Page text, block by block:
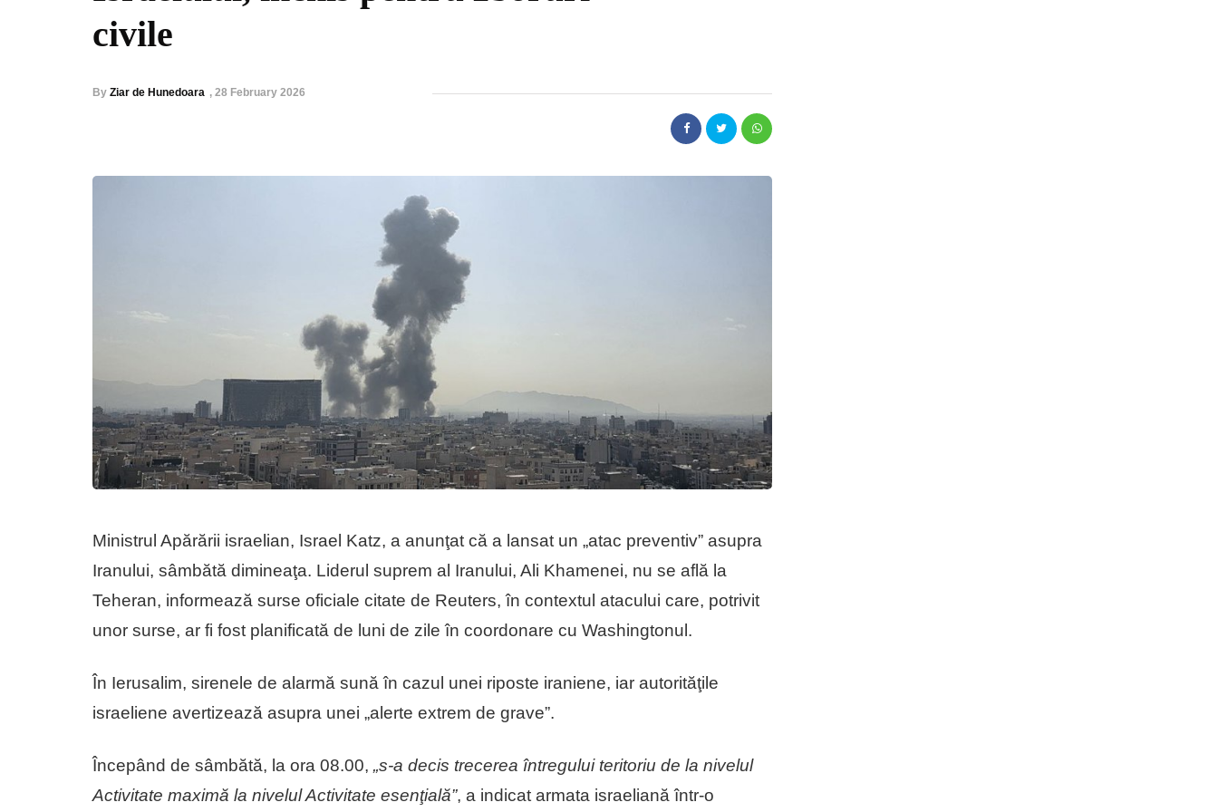
civile
By Ziar de Hunedoara , 28 February 2026
Ministrul Apărării israelian, Israel Katz, a anunţat că a lansat un „atac preventiv” asupra
Iranului, sâmbătă dimineaţa. Liderul suprem al Iranului, Ali Khamenei, nu se află la
Teheran, informează surse oficiale citate de Reuters, în contextul atacului care, potrivit
unor surse, ar fi fost planificată de luni de zile în coordonare cu Washingtonul.
În Ierusalim, sirenele de alarmă sună în cazul unei riposte iraniene, iar autorităţile
israeliene avertizează asupra unei „alerte extrem de grave”.
Începând de sâmbătă, la ora 08.00, „s-a decis trecerea întregului teritoriu de la nivelul
Activitate maximă la nivelul Activitate esenţială”, a indicat armata israeliană într-o